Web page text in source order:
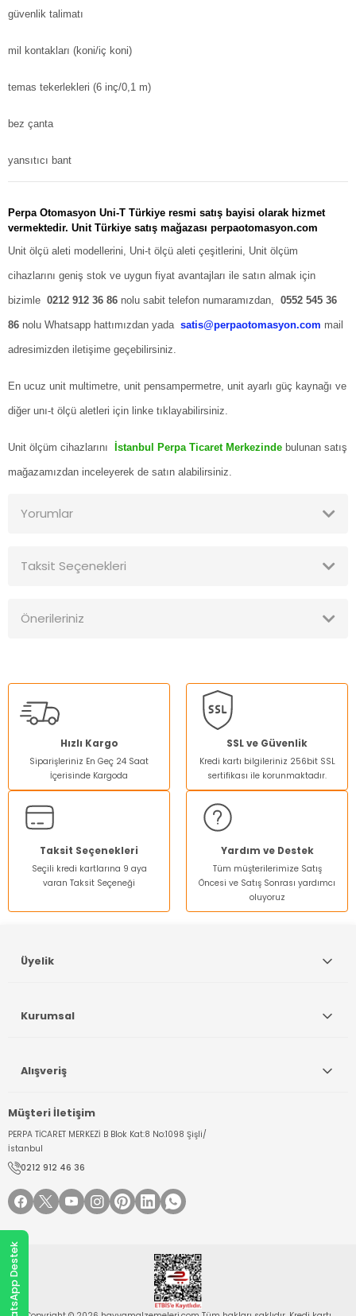
güvenlik talimatı
mil kontakları (koni/iç koni)
temas tekerlekleri (6 inç/0,1 m)
bez çanta
yansıtıcı bant
Perpa Otomasyon Uni-T Türkiye resmi satış bayisi olarak hizmet
vermektedir. Unit Türkiye satış mağazası perpaotomasyon.com
Unit ölçü aleti modellerini, Uni-t ölçü aleti çeşitlerini, Unit ölçüm
cihazlarını geniş stok ve uygun fiyat avantajları ile satın almak için
bizimle 0212 912 36 86 nolu sabit telefon numaramızdan, 0552 545 36
86 nolu Whatsapp hattımızdan yada satis@perpaotomasyon.com mail
adresimizden iletişime geçebilirsiniz.
En ucuz unit multimetre, unit pensampermetre, unit ayarlı güç kaynağı ve
diğer unı-t ölçü aletleri için linke tıklayabilirsiniz.
Unit ölçüm cihazlarını İstanbul Perpa Ticaret Merkezinde bulunan satış
mağazamızdan inceleyerek de satın alabilirsiniz.
Yorumlar
Taksit Seçenekleri
Önerileriniz
kullanarak tarafımıza iletebilirsiniz.
Görüş ve önerileriniz için teşekkür ederiz.
Ürün resmi kalitesiz, bozuk veya görüntülenemiyor.
Ürün açıklamasında eksik bilgiler bulunuyor.
Ürün bilgilerinde hatalar bulunuyor.
Ürün fiyatı diğer sitelerden daha pahalı.
Bu ürüne benzer farklı alternatifler olmalı.
Hızlı Kargo
Siparişleriniz En Geç 24 Saat
İçerisinde Kargoda
SSL ve Güvenlik
Kredi kartı bilgileriniz 256bit SSL
sertifikası ile korunmaktadır.
Taksit Seçenekleri
Seçili kredi kartlarına 9 aya
varan Taksit Seçeneği
Yardım ve Destek
Tüm müşterilerimize Satış
Öncesi ve Satış Sonrası yardımcı
oluyoruz
Müşteri İletişim
PERPA TİCARET MERKEZİ B Blok Kat:8 No:1098 Şişli/
İstanbul
0212 912 46 36
Üyelik
Kurumsal
Alışveriş
WhatsApp Destek